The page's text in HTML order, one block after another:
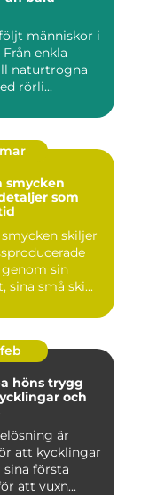
människor i
enkla
naturtrogna
rörli...
smycken
som
skiljer
genom sin
sina små ski...
feb
trygg
och
är
att kycklingar
sina första
att vuxn...